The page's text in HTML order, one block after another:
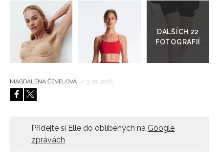
do
galerie
MAGDALÉNA ČEVELOVÁ / 3. 07. 2026
Přidejte si Elle do oblíbených na Google
zprávách